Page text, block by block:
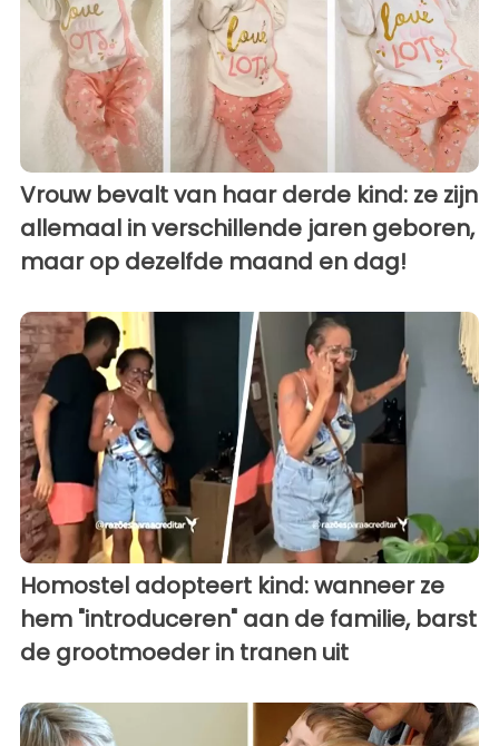
Vrouw bevalt van haar derde kind: ze zijn
allemaal in verschillende jaren geboren,
maar op dezelfde maand en dag!
Homostel adopteert kind: wanneer ze
hem "introduceren" aan de familie, barst
de grootmoeder in tranen uit